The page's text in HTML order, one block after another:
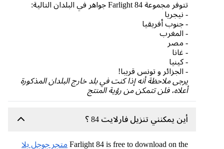
تتوفر مجموعة Farlight 84 جواهر في البلدان التالية:
- نيجريا
- جنوب أفريقيا
- المغرب
- مصر
- الجزائر و تونس قريبا!
يرجى ملاحظة أنه إذا كنت في بلد خارج البلدان المذكورة
أعلاه، فلن تتمكن من رؤية المنتج
أين يمكنني تنزيل فارلايت 84 ؟
Farlight 84 is free to download on the متجر جوجل بلا